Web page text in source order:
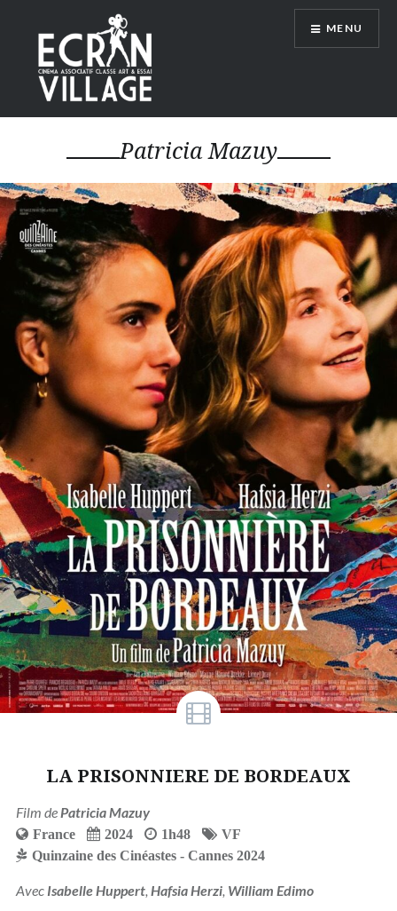
contenu
principal
ÉCRAN VILLAGE
MENU
Patricia Mazuy
LA PRISONNIERE DE BORDEAUX
Film de Patricia Mazuy
France 2024 1h48
VF
Quinzaine des Cinéastes - Cannes 2024
Avec Isabelle Huppert, Hafsia Herzi, William Edimo